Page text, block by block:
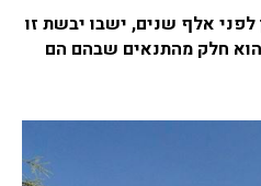
אלף שנים, ישבו יבשת זו
הוא חלק מהתנאים שבהם הם